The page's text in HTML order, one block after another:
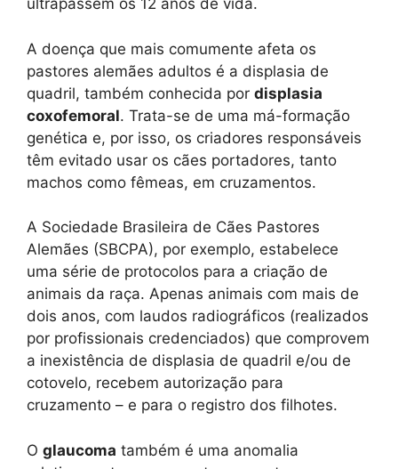
ultrapassem os 12 anos de vida.
A doença que mais comumente afeta os
pastores alemães adultos é a displasia de
quadril, também conhecida por displasia
coxofemoral. Trata-se de uma má-formação
genética e, por isso, os criadores responsáveis
têm evitado usar os cães portadores, tanto
machos como fêmeas, em cruzamentos.
A Sociedade Brasileira de Cães Pastores
Alemães (SBCPA), por exemplo, estabelece
uma série de protocolos para a criação de
animais da raça. Apenas animais com mais de
dois anos, com laudos radiográficos (realizados
por profissionais credenciados) que comprovem
a inexistência de displasia de quadril e/ou de
cotovelo, recebem autorização para
cruzamento – e para o registro dos filhotes.
O glaucoma também é uma anomalia